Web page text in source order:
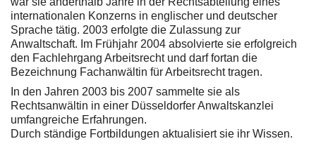
internationalen Konzerns in englischer und deutscher
Sprache tätig. 2003 erfolgte die Zulassung zur
Anwaltschaft. Im Frühjahr 2004 absolvierte sie erfolgreich
den Fachlehrgang Arbeitsrecht und darf fortan die
Bezeichnung Fachanwältin für Arbeitsrecht tragen.
In den Jahren 2003 bis 2007 sammelte sie als
Rechtsanwältin in einer Düsseldorfer Anwaltskanzlei
umfangreiche Erfahrungen.
Durch ständige Fortbildungen aktualisiert sie ihr Wissen.